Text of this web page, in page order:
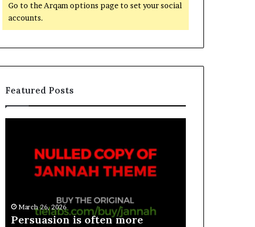
Go to the Arqam options page to set your social
accounts.
Featured Posts
March 26, 2026
Persuasion is often more